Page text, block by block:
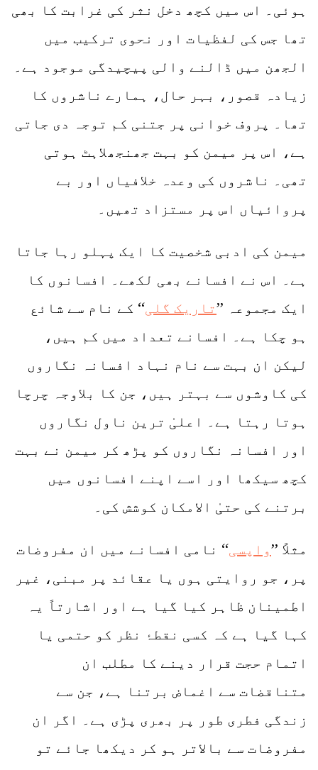
ہوئی۔ اس میں کچھ دخل نثر کی غرابت کا بھی
تھا جس کی لفظیات اور نحوی ترکیب میں
الجھن میں ڈالنے والی پیچیدگی موجود ہے۔
زیادہ قصور، بہر حال، ہمارے ناشروں کا
تھا۔ پروف خوانی پر جتنی کم توجہ دی جاتی
ہے، اس پر میمن کو بہت جھنجھلاہٹ ہوتی
تھی۔ ناشروں کی وعدہ خلافیاں اور بے
پروائیاں اس پر مستزاد تھیں۔
میمن کی ادبی شخصیت کا ایک پہلو رہا جاتا
ہے۔ اس نے افسانے بھی لکھے۔ افسانوں کا
ایک مجموعہ ’’تاریک گلی‘‘ کے نام سے شائع
ہو چکا ہے۔ افسانے تعداد میں کم ہیں،
لیکن ان بہت سے نام نہاد افسانہ نگاروں
کی کاوشوں سے بہتر ہیں، جن کا بلاوجہ چرچا
ہوتا رہتا ہے۔ اعلیٰ ترین ناول نگاروں
اور افسانہ نگاروں کو پڑھ کر میمن نے بہت
کچھ سیکھا اور اسے اپنے افسانوں میں
برتنے کی حتیٰ الامکان کوشش کی۔
مثلاً ’’واپسی‘‘ نامی افسانے میں ان مفروضات
پر، جو روایتی ہوں یا عقائد پر مبنی، غیر
اطمینان ظاہر کیا گیا ہے اور اشارتاً یہ
کہا گیا ہے کہ کسی نقطۂ نظر کو حتمی یا
اتمام حجت قرار دینے کا مطلب ان
متناقضات سے اغماض برتنا ہے، جن سے
زندگی فطری طور پر بھری پڑی ہے۔ اگر ان
مفروضات سے بالاتر ہو کر دیکھا جائے تو